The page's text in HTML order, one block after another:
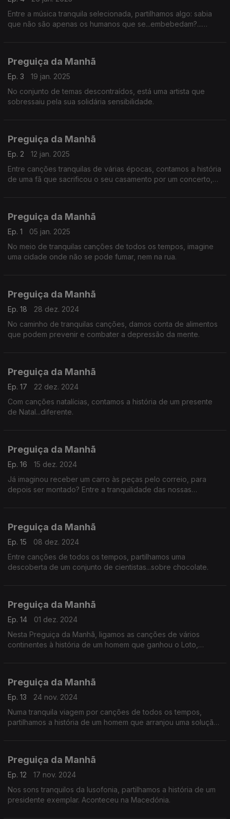
Entre a música tranquila selecionada, partilhamos algo: sabia
que não são apenas os humanos que se...embebedam?...
Preguiça da Manhã
Ep. 3
19 jan. 2025
No conjunto de temas descontraídos, está uma artista que
sobressaiu pela sua solidária sensibilidade.
Preguiça da Manhã
Ep. 2
12 jan. 2025
Entre canções tranquilas de várias épocas, contamos a história
de uma fã que sacrificou o seu casamento por um concerto,
Preguiça da Manhã
Ep. 1
05 jan. 2025
No meio de tranquilas canções de todos os tempos, imagine
uma cidade onde não se pode fumar, nem na rua.
Preguiça da Manhã
Ep. 18
28 dez. 2024
No caminho de tranquilas canções, damos conta de alimentos
que podem prevenir e combater a depressão da mente.
Preguiça da Manhã
Ep. 17
22 dez. 2024
Com canções natalícias, contamos a história de um presente
de Natal...diferente.
Preguiça da Manhã
Ep. 16
15 dez. 2024
Já imaginou receber um carro às peças pelo correio, para
depois ser montado? Entre a tranquilidade das nossas
Preguiça da Manhã
Ep. 15
08 dez. 2024
Entre canções de todos os tempos, partilhamos uma
descoberta de um conjunto de cientistas...sobre chocolate.
Preguiça da Manhã
Ep. 14
01 dez. 2024
Nesta Preguiça da Manhã, ligamos as canções de vários
continentes à história de um homem que ganhou o Loto,
Preguiça da Manhã
Ep. 13
24 nov. 2024
Numa tranquila viagem por canções de todos os tempos,
partilhamos a história de um homem que arranjou uma solução
Preguiça da Manhã
Ep. 12
17 nov. 2024
Nos sons tranquilos da lusofonia, partilhamos a história de um
presidente exemplar. Aconteceu na Macedónia.